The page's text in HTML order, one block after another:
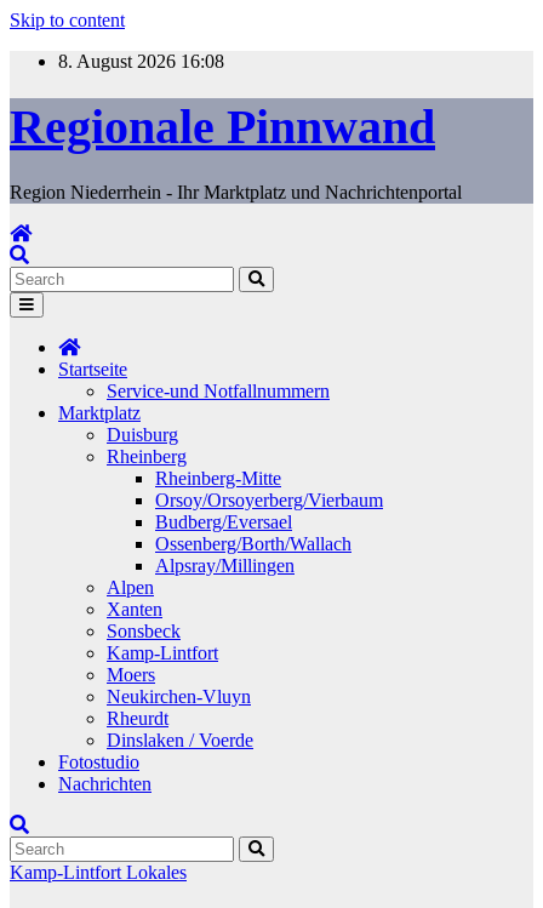
Skip to content
8. August 2026 16:08
Regionale Pinnwand
Region Niederrhein - Ihr Marktplatz und Nachrichtenportal
Startseite
Service-und Notfallnummern
Marktplatz
Duisburg
Rheinberg
Rheinberg-Mitte
Orsoy/Orsoyerberg/Vierbaum
Budberg/Eversael
Ossenberg/Borth/Wallach
Alpsray/Millingen
Alpen
Xanten
Sonsbeck
Kamp-Lintfort
Moers
Neukirchen-Vluyn
Rheurdt
Dinslaken / Voerde
Fotostudio
Nachrichten
Kamp-Lintfort Lokales